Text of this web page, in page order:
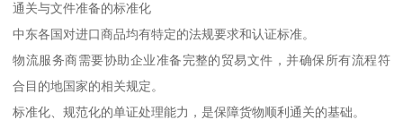
通关与文件准备的标准化
中东各国对进口商品均有特定的法规要求和认证标准。
物流服务商需要协助企业准备完整的贸易文件，并确保所有流程符
合目的地国家的相关规定。
标准化、规范化的单证处理能力，是保障货物顺利通关的基础。